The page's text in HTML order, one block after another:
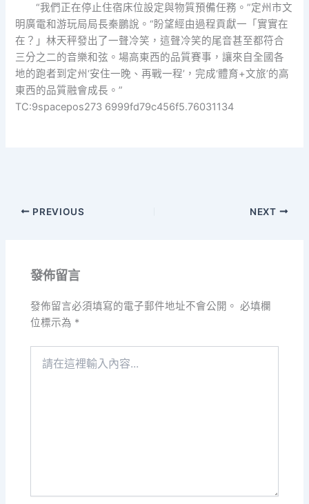
“我們正在停止住宿床位設定與物質預備任務。”定州市文
明廣電和游玩局局長秦鵬說。“盼望經由過程貢獻一「實實在
在？」林天秤發出了一聲冷笑，這聲冷笑的尾音甚至都符合
三分之二的音樂和弦。場高東西的品質賽事，讓來自全國各
地的跑者到定州‘安住一晚、再戰一程’，完成‘體育+文旅’的高
東西的品質融會成長。”
TC:9spacepos273 6999fd79c456f5.76031134
PREVIOUS NEXT
發佈留言
發佈留言必須填寫的電子郵件地址不會公開。 必填欄
位標示為 *